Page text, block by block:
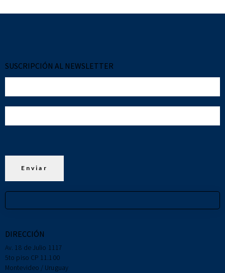
SUSCRIPCIÓN AL NEWSLETTER
DIRECCIÓN
Av. 18 de Julio 1117
5to piso CP 11.100
Montevideo / Uruguay